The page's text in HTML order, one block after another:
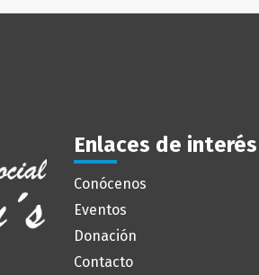
Enlaces de interés
Conócenos
Eventos
Donación
Contacto